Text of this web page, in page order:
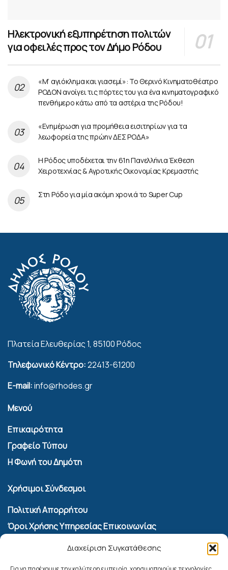
Διαχείριση Συγκατάθεσης
Ηλεκτρονική εξυπηρέτηση πολιτών
για οφειλές προς τον Δήμο Ρόδου
«Μ’ αγιόκλημα και γιασεμί»: Το Θερινό Κινηματοθέατρο
ΡΟΔΟΝ ανοίγει τις πόρτες του για ένα κινηματογραφικό
πενθήμερο κάτω από τα αστέρια της Ρόδου!
«Ενημέρωση για προμήθεια εισιτηρίων για τα
λεωφορεία της πρώην ΔΕΣ ΡΟΔΑ»
Η Ρόδος υποδέχεται την 61η Πανελλήνια Έκθεση
Χειροτεχνίας & Αγροτικής Οικονομίας Κρεμαστής
Στη Ρόδο για μία ακόμη χρονιά το Super Cup
Πλατεία Ελευθερίας 1, 85100 Ρόδος
Τηλεφωνικό Κέντρο:22413-61200
E-mail:info@rhodes.gr
Μενού
Επικαιρότητα
Γραφείο Τύπου
Η Φωνή του Δημότη
Χρήσιμοι Σύνδεσμοι
Πολιτική Απορρήτου
Όροι Χρήσης Υπηρεσίας Επικοινωνίας
Πολιτική Cookies (ΕΕ)